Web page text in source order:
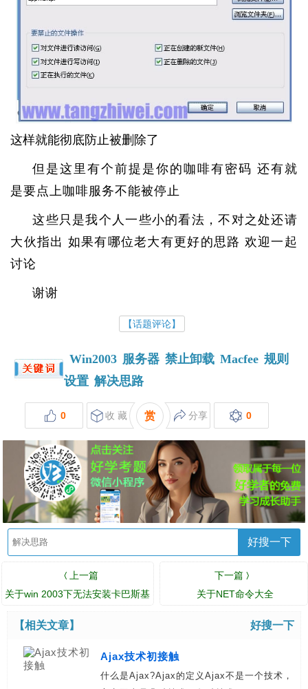
这样就能彻底防止被删除了
但是这里有个前提是你的咖啡有密码 还有就
是要点上咖啡服务不能被停止
这些只是我个人一些小的看法，不对之处还请
大伙指出 如果有哪位老大有更好的思路 欢迎一起
讨论
谢谢
【话题评论】
Win2003 服务器 禁止卸载 Macfee 规则
设置 解决思路
0 收 藏 赏 分享 0
好搜一下
〈
上一篇
关于win 2003下无法安装卡巴斯基
下一篇 〉
关于NET命令大全
【相关文章】 好搜一下
Ajax技术初接触
什么是Ajax?Ajax的定义Ajax不是一个技术，